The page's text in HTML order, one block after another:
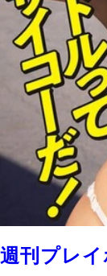
週刊プレイ